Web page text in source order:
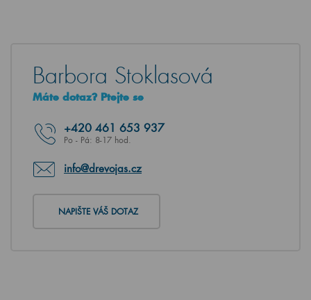
Barbora Stoklasová
Máte dotaz? Ptejte se
+420 461 653 937
Po - Pá: 8-17 hod.
info@drevojas.cz
NAPIŠTE VÁŠ DOTAZ